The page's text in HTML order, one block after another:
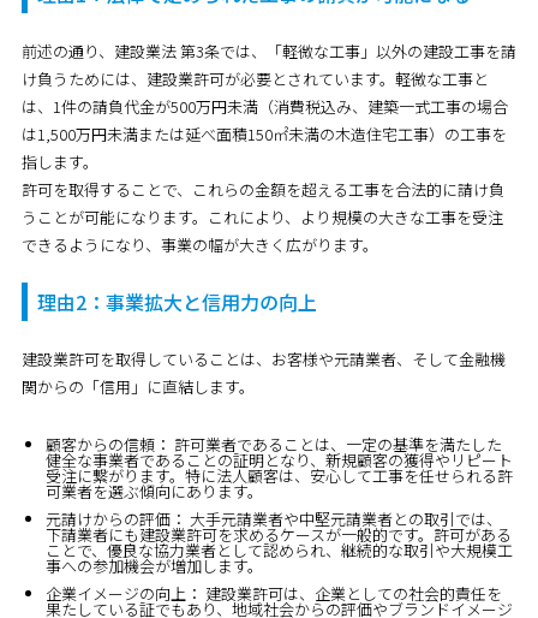
前述の通り、建設業法 第3条では、
「軽微な工事」以外の建設工事を請
け負うためには、建設業許可が必要とされています。軽微な工事と
は、1件の請負代金が500万円未満（消費税込み、建築一式工事の場合
は1,500万円未満または延べ面積150㎡未満の木造住宅工事）の工事を
指します。
許可を取得することで、これらの金額を超える工事を合法的に請け負
うことが可能になります。これにより、より規模の大きな工事を受注
できるようになり、事業の幅が大きく広がります。
理由2：事業拡大と信用力の向上
建設業許可を取得していることは、お客様や元請業者、そして金融機
関からの「信用」に直結します。
顧客からの信頼： 許可業者であることは、一定の基準を満たした
健全な事業者であることの証明となり、新規顧客の獲得やリピート
受注に繋がります。特に法人顧客は、安心して工事を任せられる許
可業者を選ぶ傾向にあります。
元請けからの評価： 大手元請業者や中堅元請業者との取引では、
下請業者にも建設業許可を求めるケースが一般的です。許可がある
ことで、優良な協力業者として認められ、継続的な取引や大規模工
事への参加機会が増加します。
企業イメージの向上： 建設業許可は、企業としての社会的責任を
果たしている証でもあり、地域社会からの評価やブランドイメージ